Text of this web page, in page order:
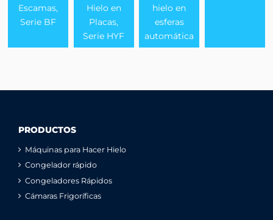
Escamas,
Serie BF
Hielo en
Placas,
Serie HYF
hielo en
esferas
automática
PRODUCTOS
Máquinas para Hacer Hielo
Congelador rápido
Congeladores Rápidos
Cámaras Frigoríficas